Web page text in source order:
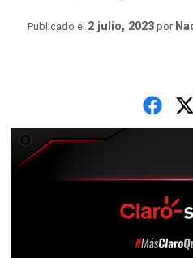
Publicado el 2 julio, 2023por